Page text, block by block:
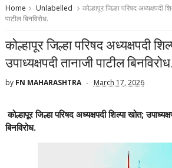
Home Unlabelled
कोल्हापूर जिल्हा परिषद अध्यक्षपदी
पाटील बिनविरोध.
कोल्हापूर जिल्हा परिषद अध्यक्षपदी
उपाध्यक्षपदी तानाजी पाटील बिनविरोध.
by FN MAHARASHTRA March 17, 2026
कोल्हापूर जिल्हा परिषद अध्यक्षपदी शिल्पा खोत;
बिनविरोध.